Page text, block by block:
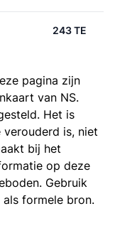
243 TE
pagina zijn
van NS.
Het is
is, niet
bij het
op deze
Gebruik
formele bron.